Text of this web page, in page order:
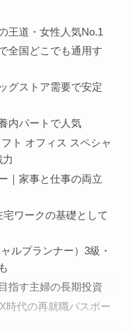
王道・女性人気No.1
全国どこでも通用す
グストア需要で安定
内パートで人気
ト オフィス スペシャ
｜家事と仕事の両立
ワークの基礎として
ルプランナー）3級・
指す主婦の長期投資
時代の再就職パスポー